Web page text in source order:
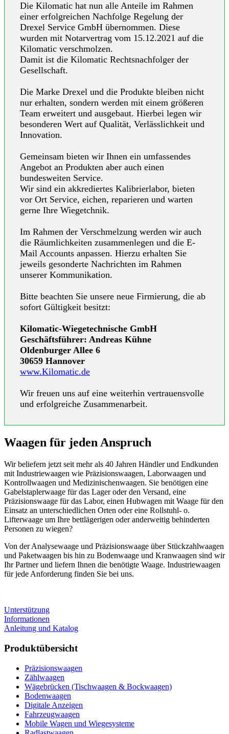
Die Kilomatic hat nun alle Anteile im Rahmen
einer erfolgreichen Nachfolge Regelung der
Drexel Service GmbH übernommen. Diese
wurden mit Notarvertrag vom 15.12.2021 auf die
Kilomatic verschmolzen.
Damit ist die Kilomatic Rechtsnachfolger der
Gesellschaft.
Die Marke Drexel und die Produkte bleiben nicht
nur erhalten, sondern werden mit einem größeren
Team erweitert und ausgebaut. Hierbei legen wir
besonderen Wert auf Qualität, Verlässlichkeit und
Innovation.
Gemeinsam bieten wir Ihnen ein umfassendes
Angebot an Produkten aber auch einen
bundesweiten Service.
Wir sind ein akkrediertes Kalibrierlabor, bieten
vor Ort Service, eichen, reparieren und warten
gerne Ihre Wiegetchnik.
Im Rahmen der Verschmelzung werden wir auch
die Räumlichkeiten zusammenlegen und die E-
Mail Accounts anpassen. Hierzu erhalten Sie
jeweils gesonderte Nachrichten im Rahmen
unserer Kommunikation.
Bitte beachten Sie unsere neue Firmierung, die ab
sofort Gültigkeit besitzt:
Kilomatic-Wiegetechnische GmbH
Geschäftsführer: Andreas Kühne
Oldenburger Allee 6
30659 Hannover
www.Kilomatic.de
Wir freuen uns auf eine weiterhin vertrauensvolle
und erfolgreiche Zusammenarbeit.
Waagen für jeden Anspruch
Wir beliefern jetzt seit mehr als 40 Jahren Händler und Endkunden
mit Industriewaagen wie Präzisionswaagen, Laborwaagen und
Kontrollwaagen und Medizinischenwaagen. Sie benötigen eine
Gabelstaplerwaage für das Lager oder den Versand, eine
Präzisionswaage für das Labor, einen Hubwagen mit Waage für den
Einsatz an unterschiedlichen Orten oder eine Rollstuhl- o.
Lifterwaage um Ihre bettlägerigen oder anderweitig behinderten
Personen zu wiegen?
Von der Analysewaage und Präzisionswaage über Stückzahlwaagen
und Paketwaagen bis hin zu Bodenwaage und Kranwaagen sind wir
Ihr Partner und liefern Ihnen die benötigte Waage. Industriewaagen
für jede Anforderung finden Sie bei uns.
Unterstützung
Informationen
Anleitung und Katalog
Produktübersicht
Präzisionswaagen
Zählwaagen
Wägebrücken (Tischwaagen & Bockwaagen)
Bodenwaagen
Digitale Anzeigen
Fahrzeugwaagen
Mobile Wagen und Wiegesysteme